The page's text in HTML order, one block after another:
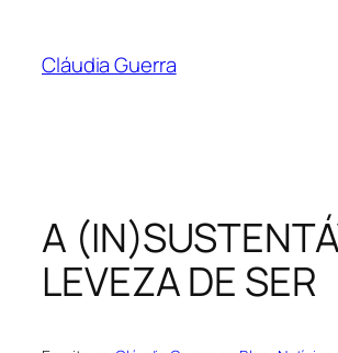
Cláudia Guerra
A
LEVEZA DE SER